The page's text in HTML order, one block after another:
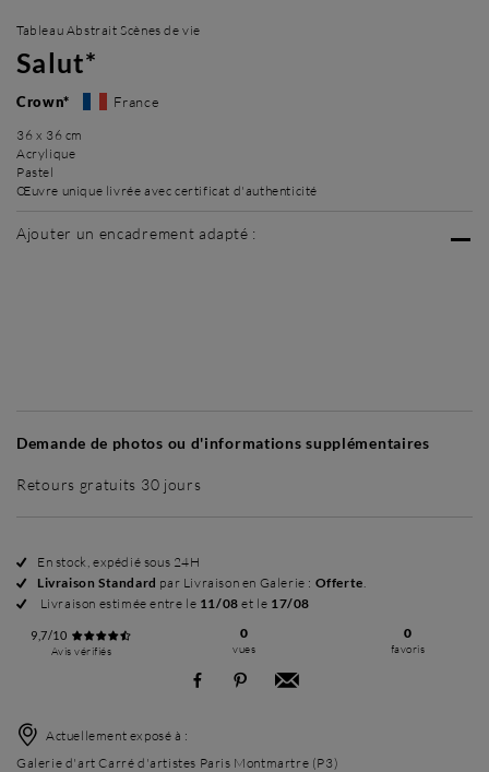
Tableau Abstrait Scènes de vie
Salut*
Crown* France
36 x 36 cm
Acrylique
Pastel
Œuvre unique livrée avec certificat d'authenticité
Ajouter un encadrement adapté :
Demande de photos ou d'informations supplémentaires
Retours gratuits 30 jours
En stock, expédié sous 24H
Livraison Standard par Livraison en Galerie : Offerte.
Livraison estimée entre le 11/08 et le 17/08
9,7/10
Avis vérifiés
0
vues
0
favoris
Actuellement exposé à :
Galerie d'art Carré d'artistes Paris Montmartre (P3)